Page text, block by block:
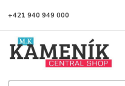
+421 940 949 000